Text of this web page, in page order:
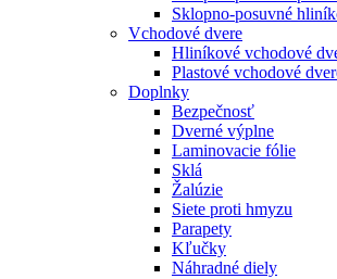
Sklopno-posuvné
Vchodové dvere
Hliníkové vchodové
Plastové vchodové
Doplnky
Bezpečnosť
Dverné výplne
Laminovacie fólie
Sklá
Žalúzie
Siete proti hmyzu
Parapety
Kľučky
Náhradné diely